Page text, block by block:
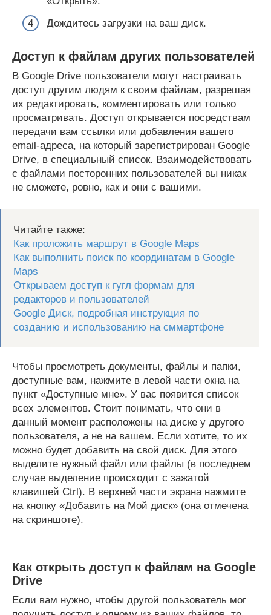
Дождитесь загрузки на ваш диск.
Доступ к файлам других пользователей
В Google Drive пользователи могут настраивать
доступ другим людям к своим файлам, разрешая
их редактировать, комментировать или только
просматривать. Доступ открывается посредствам
передачи вам ссылки или добавления вашего
email-адреса, на который зарегистрирован Google
Drive, в специальный список. Взаимодействовать
с файлами посторонних пользователей вы никак
не сможете, ровно, как и они с вашими.
Читайте также:
Как проложить маршрут в Google Maps
Как выполнить поиск по координатам в Google
Maps
Открываем доступ к гугл формам для
редакторов и пользователей
Google Диск, подробная инструкция по
созданию и использованию на сммартфоне
Чтобы просмотреть документы, файлы и папки,
доступные вам, нажмите в левой части окна на
пункт «Доступные мне». У вас появится список
всех элементов. Стоит понимать, что они в
данный момент расположены на диске у другого
пользователя, а не на вашем. Если хотите, то их
можно будет добавить на свой диск. Для этого
выделите нужный файл или файлы (в последнем
случае выделение происходит с зажатой
клавишей Ctrl). В верхней части экрана нажмите
на кнопку «Добавить на Мой диск» (она отмечена
на скриншоте).
Как открыть доступ к файлам на Google
Drive
Если вам нужно, чтобы другой пользователь мог